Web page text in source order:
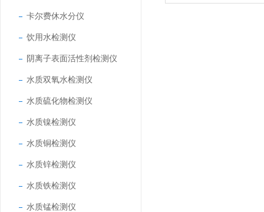
卡尔费休水分仪
饮用水检测仪
阴离子表面活性剂检测仪
水质双氧水检测仪
水质硫化物检测仪
水质镍检测仪
水质铜检测仪
水质锌检测仪
水质铁检测仪
水质锰检测仪